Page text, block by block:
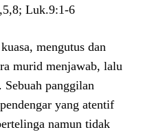
Luk.9:1-6
mengutus dan
murid menjawab, lalu
Sebuah panggilan
yang atentif
namun tidak